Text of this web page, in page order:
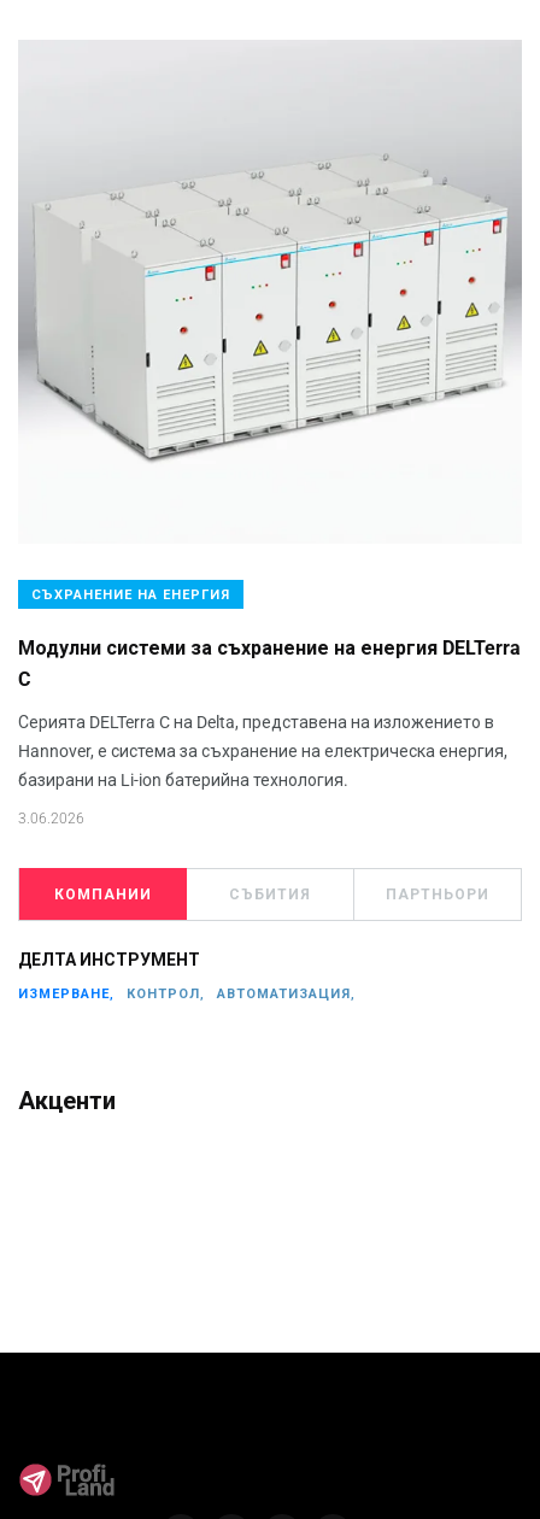
СЪХРАНЕНИЕ НА ЕНЕРГИЯ
Модулни системи за съхранение на енергия DELTerra
C
Серията DELTerra C на Delta, представена на изложението в
Hannover, е система за съхранение на електрическа енергия,
базирани на Li-ion батерийна технология.
3.06.2026
КОМПАНИИ СЪБИТИЯ ПАРТНЬОРИ
ДЕЛТА ИНСТРУМЕНТ
ИЗМЕРВАНЕ, КОНТРОЛ, АВТОМАТИЗАЦИЯ,
Акценти